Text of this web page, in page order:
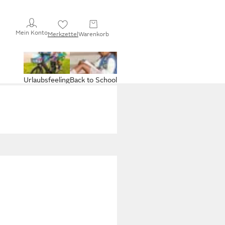
Mein KontoMerkzettelWarenkorb
Back to School
Urlaubsfeeling